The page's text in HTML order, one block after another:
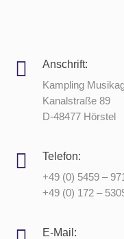
Anschrift:
Kampling
Kanalstraße 89
D-48477 Hörstel
Telefon:
+49 (0) 5459 –
+49 (0) 172 –
E-Mail: